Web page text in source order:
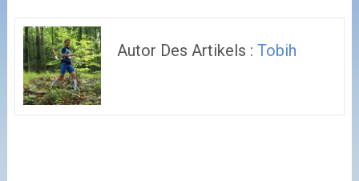
Autor Des Artikels :Tobih